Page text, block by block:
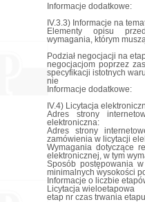
Informacje dodatkowe:
IV.3.3) Informacje na
Elementy opisu
wymagania, którym
Podział negocjacji na
negocjacjom poprzez
specyfikacji istotnych
nie
Informacje dodatkowe:
IV.4) Licytacja
Adres strony
elektroniczna:
Adres strony
zamówienia w licytacji
Wymagania dotyczące
elektronicznej, w tym
Sposób postępowania
minimalnych wysokości
Informacje o liczbie
Licytacja wieloetapowa
etap nr czas trwania etapu